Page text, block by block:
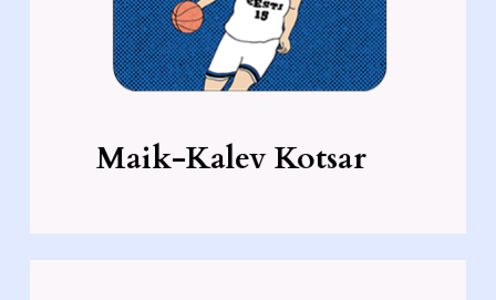
Maik-Kalev Kotsar
“Isegi kui sport ei mängi tulevasel
eluteel peamist rolli, oled saanud
trennist kaasa oskuseid ja